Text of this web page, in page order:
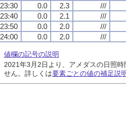
23:30
0.0 2.3 ///
23:40
0.0 2.1 ///
23:50
0.0 2.0 ///
24:00
0.0 2.0 ///
値欄の記号の説明
2021年3月2日より、アメダスの日照
せん。詳しくは要素ごとの値の補足説